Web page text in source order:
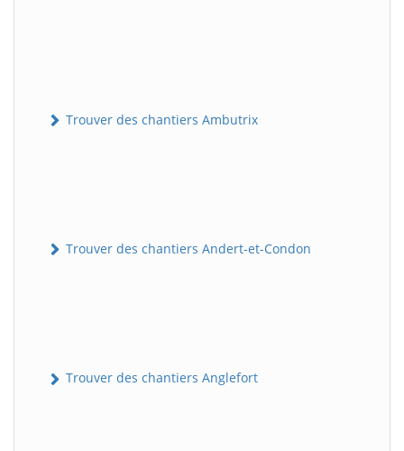
Trouver des chantiers Ambutrix
Trouver des chantiers Andert-et-Condon
Trouver des chantiers Anglefort